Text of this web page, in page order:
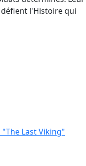
l'Histoire qui
Last Viking"